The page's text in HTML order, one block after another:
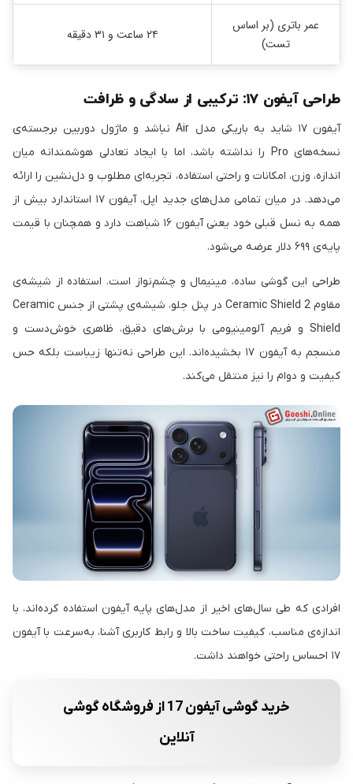
عمر باتری (بر اساس
تست)
۲۴ ساعت و ۳۱ دقیقه
طراحی آیفون ۱۷: ترکیبی از سادگی و ظرافت
آیفون ۱۷ شاید به باریکی مدل Air نباشد و ماژول دوربین برجسته‌ی
نسخه‌های Pro را نداشته باشد، اما با ایجاد تعادلی هوشمندانه میان
اندازه، وزن، امکانات و راحتی استفاده، تجربه‌ای مطلوب و دل‌نشین را ارائه
می‌دهد. در میان تمامی مدل‌های جدید اپل، آیفون ۱۷ استاندارد بیش از
همه به نسل قبلی خود یعنی آیفون ۱۶ شباهت دارد و همچنان با قیمت
پایه‌ی ۶۹۹ دلار عرضه می‌شود.
طراحی این گوشی ساده، مینیمال و چشم‌نواز است. استفاده از شیشه‌ی
مقاوم Ceramic Shield 2 در پنل جلو، شیشه‌ی پشتی از جنس Ceramic
Shield و فریم آلومینیومی با برش‌های دقیق، ظاهری خوش‌دست و
منسجم به آیفون ۱۷ بخشیده‌اند. این طراحی نه‌تنها زیباست بلکه حس
کیفیت و دوام را نیز منتقل می‌کند.
افرادی که طی سال‌های اخیر از مدل‌های پایه آیفون استفاده کرده‌اند، با
اندازه‌ی مناسب، کیفیت ساخت بالا و رابط کاربری آشنا، به‌سرعت با آیفون
۱۷ احساس راحتی خواهند داشت.
خرید گوشی آیفون 17 از فروشگاه گوشی
آنلاین